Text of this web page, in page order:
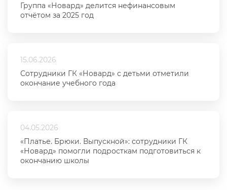
Группа «Новард» делится нефинансовым
отчётом за 2025 год
15.06.2026
Сотрудники ГК «Новард» с детьми отметили
окончание учебного года
04.05.2026
«Платье. Брюки. Выпускной»: сотрудники ГК
«Новард» помогли подросткам подготовиться к
окончанию школы